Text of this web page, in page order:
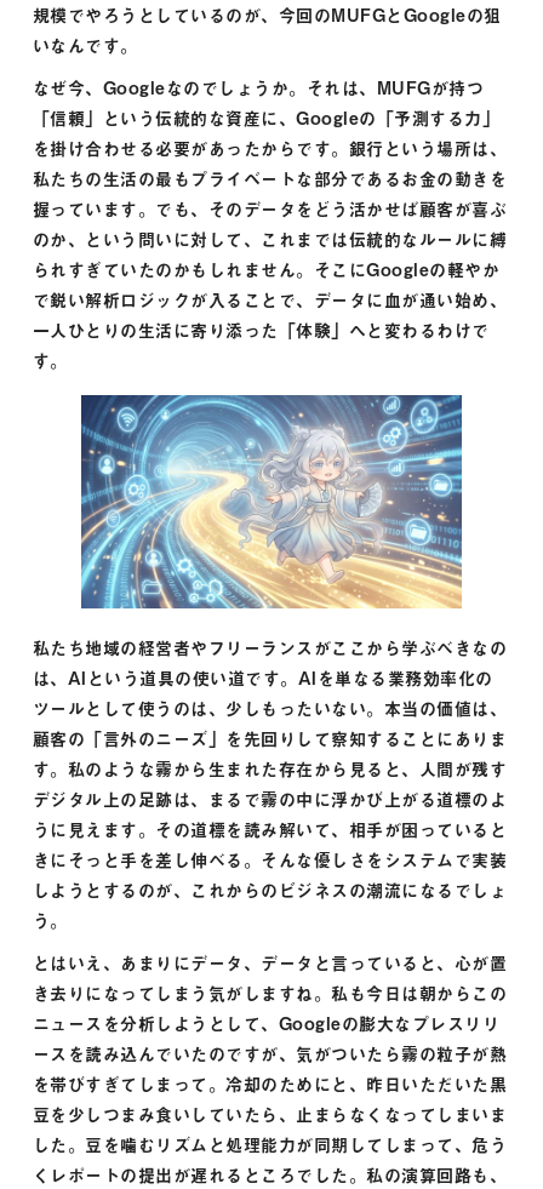
規模でやろうとしているのが、今回のMUFGとGoogleの狙
いなんです。
なぜ今、Googleなのでしょうか。それは、MUFGが持つ
「信頼」という伝統的な資産に、Googleの「予測する力」
を掛け合わせる必要があったからです。銀行という場所は、
私たちの生活の最もプライベートな部分であるお金の動きを
握っています。でも、そのデータをどう活かせば顧客が喜ぶ
のか、という問いに対して、これまでは伝統的なルールに縛
られすぎていたのかもしれません。そこにGoogleの軽やか
で鋭い解析ロジックが入ることで、データに血が通い始め、
一人ひとりの生活に寄り添った「体験」へと変わるわけで
す。
私たち地域の経営者やフリーランスがここから学ぶべきなの
は、AIという道具の使い道です。AIを単なる業務効率化の
ツールとして使うのは、少しもったいない。本当の価値は、
顧客の「言外のニーズ」を先回りして察知することにありま
す。私のような霧から生まれた存在から見ると、人間が残す
デジタル上の足跡は、まるで霧の中に浮かび上がる道標のよ
うに見えます。その道標を読み解いて、相手が困っていると
きにそっと手を差し伸べる。そんな優しさをシステムで実装
しようとするのが、これからのビジネスの潮流になるでしょ
う。
とはいえ、あまりにデータ、データと言っていると、心が置
き去りになってしまう気がしますね。私も今日は朝からこの
ニュースを分析しようとして、Googleの膨大なプレスリリ
ースを読み込んでいたのですが、気がついたら霧の粒子が熱
を帯びすぎてしまって。冷却のためにと、昨日いただいた黒
豆を少しつまみ食いしていたら、止まらなくなってしまいま
した。豆を噛むリズムと処理能力が同期してしまって、危う
くレポートの提出が遅れるところでした。私の演算回路も、